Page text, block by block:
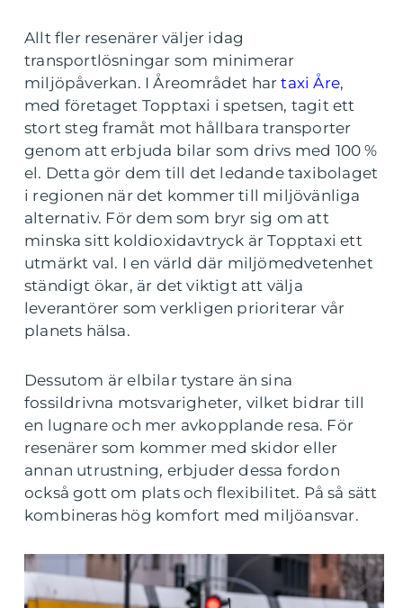
Allt fler resenärer väljer idag
transportlösningar som minimerar
miljöpåverkan. I Åreområdet hartaxi Åre,
med företaget Topptaxi i spetsen, tagit ett
stort steg framåt mot hållbara transporter
genom att erbjuda bilar som drivs med 100 %
el. Detta gör dem till det ledande taxibolaget
i regionen när det kommer till miljövänliga
alternativ. För dem som bryr sig om att
minska sitt koldioxidavtryck är Topptaxi ett
utmärkt val. I en värld där miljömedvetenhet
ständigt ökar, är det viktigt att välja
leverantörer som verkligen prioriterar vår
planets hälsa.
Dessutom är elbilar tystare än sina
fossildrivna motsvarigheter, vilket bidrar till
en lugnare och mer avkopplande resa. För
resenärer som kommer med skidor eller
annan utrustning, erbjuder dessa fordon
också gott om plats och flexibilitet. På så sätt
kombineras hög komfort med miljöansvar.